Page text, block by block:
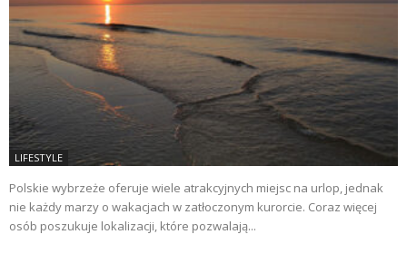
LIFESTYLE
Polskie wybrzeże oferuje wiele atrakcyjnych miejsc na urlop, jednak
nie każdy marzy o wakacjach w zatłoczonym kurorcie. Coraz więcej
osób poszukuje lokalizacji, które pozwalają...